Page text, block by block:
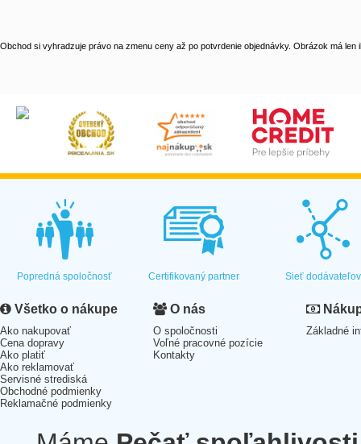
Obchod si vyhradzuje právo na zmenu ceny až po potvrdenie objednávky. Obrázok má len
Popredná spoločnosť Certifikovaný partner Sieť dodávateľov
Všetko o nákupe
Ako nakupovať
Cena dopravy
Ako platiť
Ako reklamovať
Servisné strediská
Obchodné podmienky
Reklamačné podmienky
O nás
O spoločnosti
Voľné pracovné pozície
Kontakty
Základné